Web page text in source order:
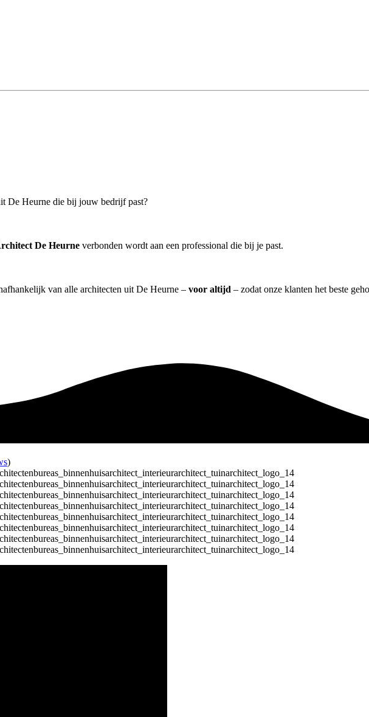
De Heurne die bij jouw bedrijf past?
De Heurne verbonden wordt aan een professional die bij je past.
van alle architecten uit De Heurne – voor altijd – zodat onze klanten het beste
)